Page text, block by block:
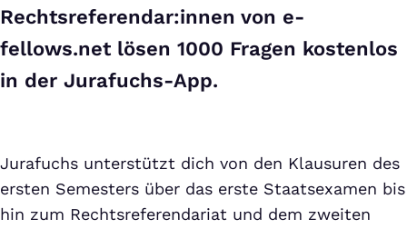
Rechtsreferendar:innen von e-
fellows.net lösen 1000 Fragen kostenlos
in der Jurafuchs-App.
Jurafuchs unterstützt dich von den Klausuren des
ersten Semesters über das erste Staatsexamen bis
hin zum Rechtsreferendariat und dem zweiten